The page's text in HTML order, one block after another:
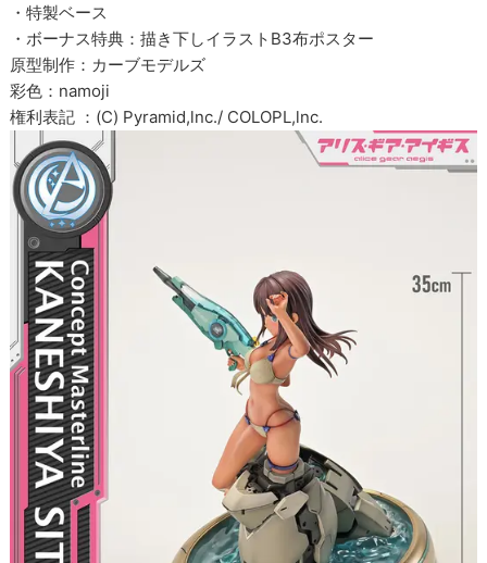
・特製ベース
・ボーナス特典：描き下しイラストB3布ポスター
原型制作：カーブモデルズ
彩色：namoji
権利表記 ：(C) Pyramid,lnc./ COLOPL,lnc.